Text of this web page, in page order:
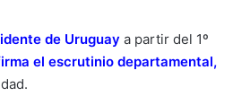
de Uruguay a partir del 1º
el escrutinio departamental,